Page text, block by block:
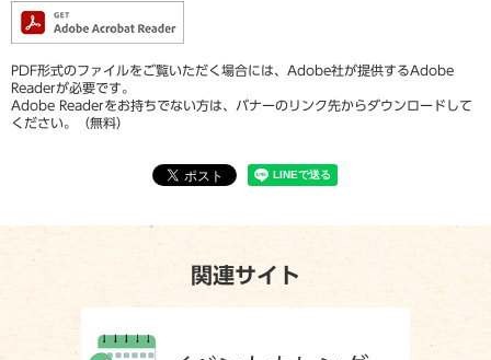
PDF形式のファイルをご覧いただく場合には、Adobe社が提供するAdobe
Readerが必要です。
Adobe Readerをお持ちでない方は、バナーのリンク先からダウンロードして
ください。（無料）
関連サイト